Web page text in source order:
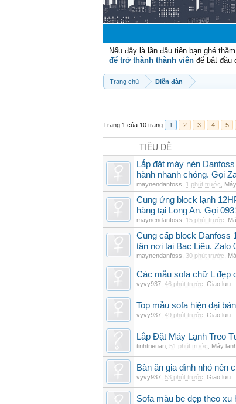
Nếu đây là lần đầu tiên bạn ghé
để trở thành thành viên để bắt đầu
Trang chủ Diễn đàn
Trang 1 của 10 trang 1 2 3 4 5
TIÊU ĐỀ
Lắp đặt máy nén
hành nhanh chóng. Gọi
maynendanfoss 1 phút trước
Cung ứng block lạnh
hàng tại Long An. Gọi
maynendanfoss 15 phút trước
Cung cấp block Danfoss
tận nơi tại Bạc Liêu. Zalo
maynendanfoss 30 phút trước
Các mẫu sofa chữ L đẹp
vyvy937 46 phút trước Giao lưu
Top mẫu sofa hiện đại
vyvy937 49 phút trước Giao lưu
Lắp Đặt Máy Lạnh Treo
tinhtrieuan 51 phút trước Máy
Bàn ăn gia đình nhỏ nên
vyvy937 53 phút trước Giao lưu
Sofa màu be đẹp theo